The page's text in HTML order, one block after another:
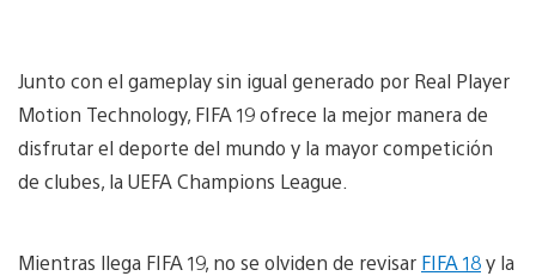
Junto con el gameplay sin igual generado por Real Player
Motion Technology, FIFA 19 ofrece la mejor manera de
disfrutar el deporte del mundo y la mayor competición
de clubes, la UEFA Champions League.
Mientras llega FIFA 19, no se olviden de revisar FIFA 18y la